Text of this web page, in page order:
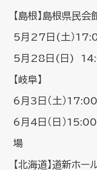
【島根】島根県民会
5月27日(土）
5月28日(日)
【岐阜】
6月3日（土）
6月4日（日）
場
【北海道】道新ホー